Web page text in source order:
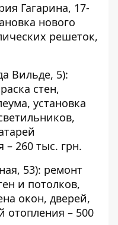
Гагарина, 17-
нового
решеток,
Вильде, 5):
стен,
установка
– 260 тыс. грн.
53): ремонт
и потолков,
окон, дверей,
отопления – 500